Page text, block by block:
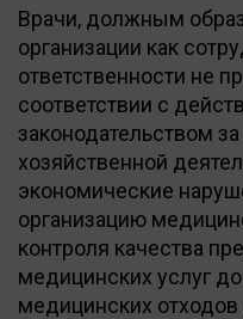
Врачи, должным
организации как
ответственности не
соответствии с
законодательством
хозяйственной
экономические
организацию
контроля качества
медицинских услуг
медицинских отходов